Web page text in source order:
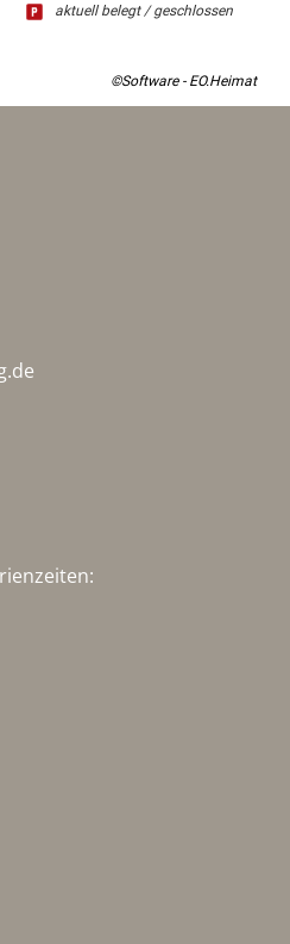
aktuell belegt / geschlossen
©Software - EO.Heimat